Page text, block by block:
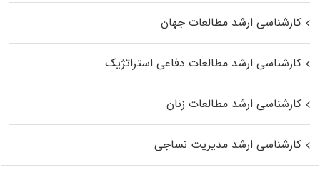
کارشناسی ارشد مطالعات جهان
کارشناسی ارشد مطالعات دفاعی استراتژیک
کارشناسی ارشد مطالعات زنان
کارشناسی ارشد مدیریت نساجی